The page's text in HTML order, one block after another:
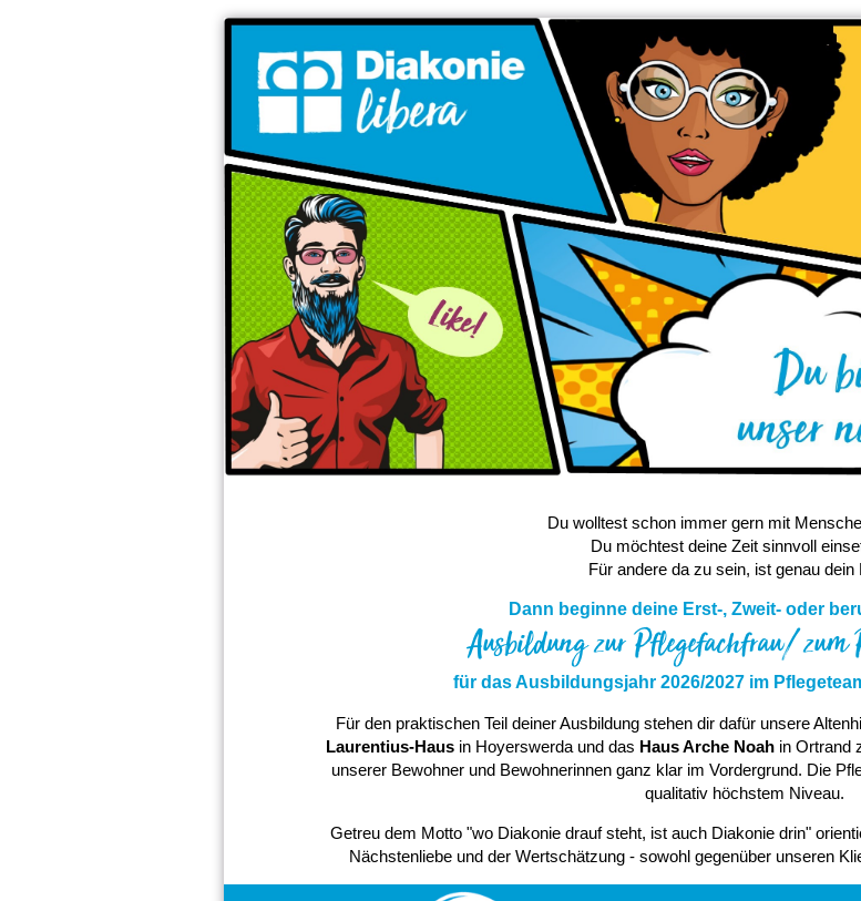
Du wolltest schon immer gern mit
Du möchtest deine Zeit sinnvoll
Für andere da zu sein, ist genau dein
Dann beginne deine Erst-, Zweit- oder
Ausbildung zur Pflegefachfrau/ zum
für das Ausbildungsjahr 2026/2027 im
Für den praktischen Teil deiner Ausbildung stehen dir dafür unsere
Laurentius-Hausin Hoyerswerda und das Haus Arche Noahin Ortrand
unserer Bewohner und Bewohnerinnen ganz klar im Vordergrund. Die
qualitativ höchstem Niveau.
Getreu dem Motto "wo Diakonie drauf steht, ist auch Diakonie drin"
Nächstenliebe und der Wertschätzung - sowohl gegenüber unseren